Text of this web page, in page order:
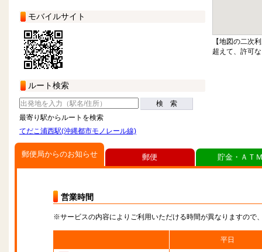
モバイルサイト
ルート検索
検 索
最寄り駅からルートを検索
てだこ浦西駅(沖縄都市モノレール線)
【地図の二次
超えて、許可
郵便局からのお知らせ
営業時間
※サービスの内容によりご利用いただける時間が異なりますので
平日
郵便 貯金・ＡＴ